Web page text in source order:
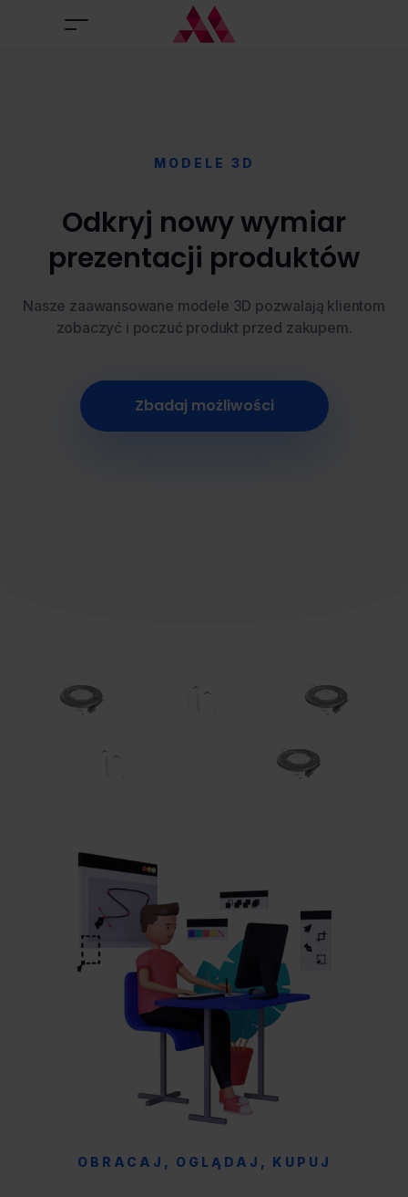
MODELE 3D
Odkryj nowy wymiar
prezentacji produktów
Nasze zaawansowane modele 3D pozwalają klientom
zobaczyć i poczuć produkt przed zakupem.
Zbadaj możliwości
OBRACAJ, OGLĄDAJ, KUPUJ